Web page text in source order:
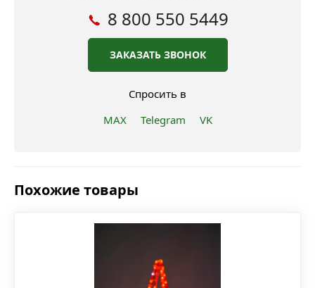
8 800 550 5449
ЗАКАЗАТЬ ЗВОНОК
Спросить в
MAX
Telegram VK
Похожие товары